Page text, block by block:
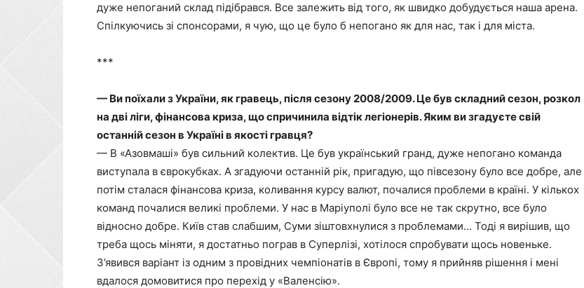
дуже непоганий склад підібрався. Все залежить від того, як швидко добудується наша арена.
Спілкуючись зі спонсорами, я чую, що це було б непогано як для нас, так і для міста.
***
— Ви поїхали з України, як гравець, після сезону 2008/2009. Це був складний сезон, розкол
на дві ліги, фінансова криза, що спричинила відтік легіонерів. Яким ви згадуєте свій
останній сезон в Україні в якості гравця?
— В «Азовмаші» був сильний колектив. Це був український гранд, дуже непогано команда
виступала в єврокубках. А згадуючи останній рік, пригадую, що півсезону було все добре, але
потім сталася фінансова криза, коливання курсу валют, почалися проблеми в країні. У кількох
команд почалися великі проблеми. У нас в Маріуполі було все не так скрутно, все було
відносно добре. Київ став слабшим, Суми зіштовхнулися з проблемами… Тоді я вирішив, що
треба щось міняти, я достатньо пограв в Суперлізі, хотілося спробувати щось новеньке.
З’явився варіант із одним з провідних чемпіонатів в Європі, тому я прийняв рішення і мені
вдалося домовитися про перехід у «Валенсію».